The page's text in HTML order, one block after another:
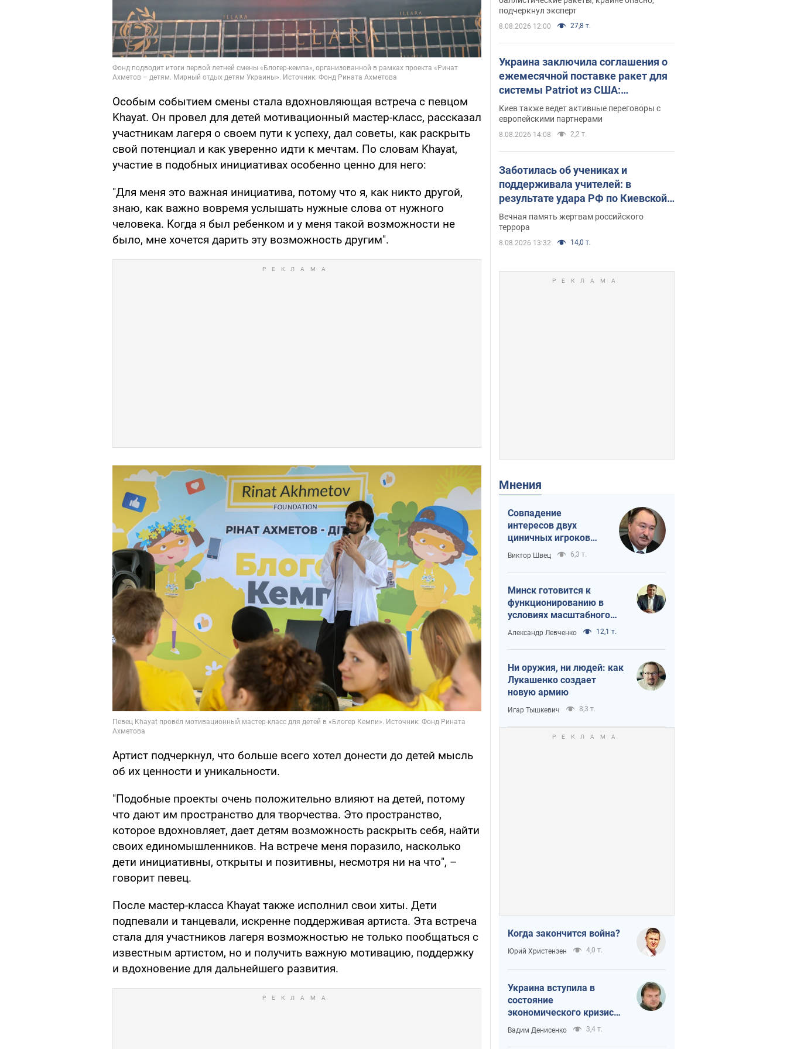
Особым событием смены стала вдохновляющая встреча с певцом
Khayat. Он провел для детей мотивационный мастер-класс, рассказал
участникам лагеря о своем пути к успеху, дал советы, как раскрыть
свой потенциал и как уверенно идти к мечтам. По словам Khayat,
участие в подобных инициативах особенно ценно для него:
"Для меня это важная инициатива, потому что я, как никто другой,
знаю, как важно вовремя услышать нужные слова от нужного
человека. Когда я был ребенком и у меня такой возможности не
было, мне хочется дарить эту возможность другим".
Артист подчеркнул, что больше всего хотел донести до детей мысль
об их ценности и уникальности.
"Подобные проекты очень положительно влияют на детей, потому
что дают им пространство для творчества. Это пространство,
которое вдохновляет, дает детям возможность раскрыть себя, найти
своих единомышленников. На встрече меня поразило, насколько
дети инициативны, открыты и позитивны, несмотря ни на что", –
говорит певец.
После мастер-класса Khayat также исполнил свои хиты. Дети
подпевали и танцевали, искренне поддерживая артиста. Эта встреча
стала для участников лагеря возможностью не только пообщаться с
известным артистом, но и получить важную мотивацию, поддержку
и вдохновение для дальнейшего развития.
подчеркнул эксперт
8.08.2026 12:00 27,8 т.
Украина заключила соглашения о
ежемесячной поставке ракет для
системы Patriot из США:
Зеленский раскрыл подробности
Киев также ведет активные переговоры с
европейскими партнерами
8.08.2026 14:08 2,2 т.
Заботилась об учениках и
поддерживала учителей: в
результате удара РФ по Киевской
области погибли директор
киевского лицея, её муж и внук
Вечная память жертвам российского
террора
8.08.2026 13:32 14,0 т.
Мнения
Совпадение
интересов двух
циничных игроков
или тайный план
Трампа и Путина?
Виктор Швец 6,3 т.
Минск готовится к
функционированию в
условиях масштабного
военного кризиса
Александр Левченко 12,1 т.
Ни оружия, ни людей: как
Лукашенко создает
новую армию
Игар Тышкевич 8,3 т.
Когда закончится война?
Юрий Христензен 4,0 т.
Украина вступила в
состояние
экономического кризиса.
Есть ли свет в конце
туннеля?
Вадим Денисенко 3,4 т.